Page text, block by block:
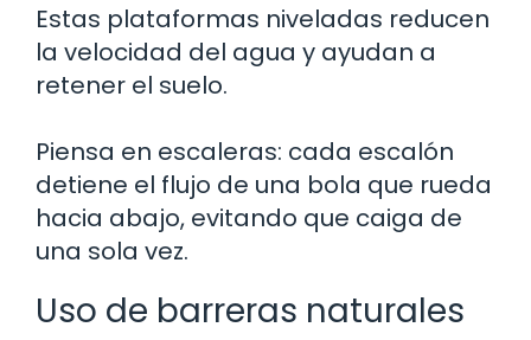
Estas plataformas niveladas reducen
la velocidad del agua y ayudan a
retener el suelo.
Piensa en escaleras: cada escalón
detiene el flujo de una bola que rueda
hacia abajo, evitando que caiga de
una sola vez.
Uso de barreras naturales